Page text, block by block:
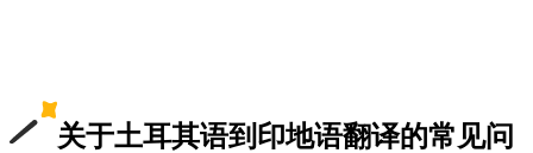
关于土耳其语到印地语翻译的常见问